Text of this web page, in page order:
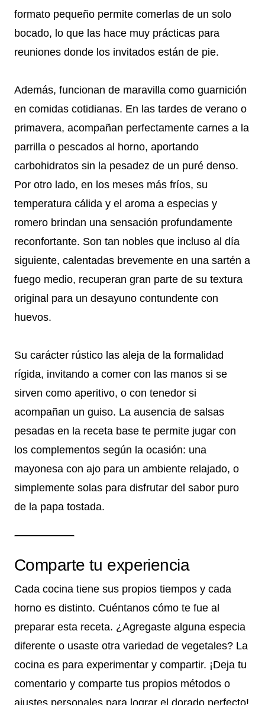
formato pequeño permite comerlas de un solo
bocado, lo que las hace muy prácticas para
reuniones donde los invitados están de pie.
Además, funcionan de maravilla como guarnición
en comidas cotidianas. En las tardes de verano o
primavera, acompañan perfectamente carnes a la
parrilla o pescados al horno, aportando
carbohidratos sin la pesadez de un puré denso.
Por otro lado, en los meses más fríos, su
temperatura cálida y el aroma a especias y
romero brindan una sensación profundamente
reconfortante. Son tan nobles que incluso al día
siguiente, calentadas brevemente en una sartén a
fuego medio, recuperan gran parte de su textura
original para un desayuno contundente con
huevos.
Su carácter rústico las aleja de la formalidad
rígida, invitando a comer con las manos si se
sirven como aperitivo, o con tenedor si
acompañan un guiso. La ausencia de salsas
pesadas en la receta base te permite jugar con
los complementos según la ocasión: una
mayonesa con ajo para un ambiente relajado, o
simplemente solas para disfrutar del sabor puro
de la papa tostada.
Comparte tu experiencia
Cada cocina tiene sus propios tiempos y cada
horno es distinto. Cuéntanos cómo te fue al
preparar esta receta. ¿Agregaste alguna especia
diferente o usaste otra variedad de vegetales? La
cocina es para experimentar y compartir. ¡Deja tu
comentario y comparte tus propios métodos o
ajustes personales para lograr el dorado perfecto!